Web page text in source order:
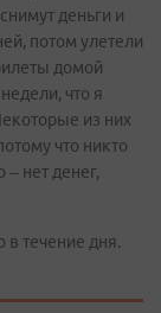
деньги и
потом улетели
домой
что я
из них
что никто
– нет денег,
в течение дня.